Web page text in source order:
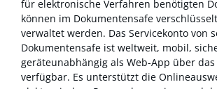
für elektronische Verfahren benötigten
können im Dokumentensafe
verwaltet werden. Das Servicekonto von
Dokumentensafe ist weltweit, mobil,
geräteunabhängig als Web-App über
verfügbar. Es unterstützt die